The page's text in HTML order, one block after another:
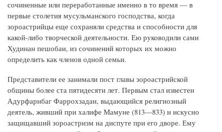
сочиненные или переработанные именно в то время — в
первые столетия мусульманского господства, когда
зороастрийцы еще сохраняли средства и способности для
какой-либо творческой деятельности. Ею руководили сами
Худинан пешобаи, из сочинений которых их можно
определить как членов одной семьи.
Представители ее занимали пост главы зороастрийской
общины более ста пятидесяти лет. Первым стал известен
Адурфарнбаг Фаррохзадан, выдающийся религиозный
деятель, живший при халифе Мамуне (813—833) и искусно
защищавший зороастризм на диспуте при его дворе. Ему